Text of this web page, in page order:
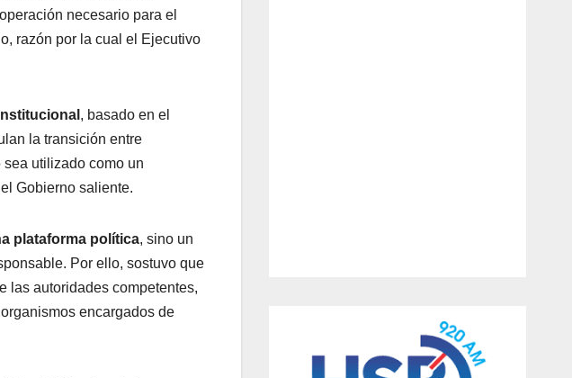
necesario para el
razón por la cual el Ejecutivo
, basado en el
la transición entre
utilizado como un
Gobierno saliente.
plataforma política, sino un
Por ello, sostuvo que
las autoridades competentes,
encargados de